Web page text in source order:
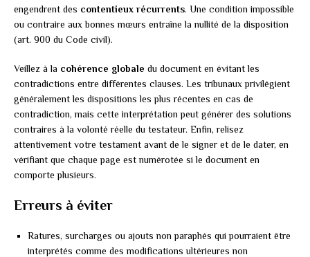
engendrent des contentieux récurrents. Une condition impossible
ou contraire aux bonnes mœurs entraîne la nullité de la disposition
(art. 900 du Code civil).
Veillez à la cohérence globale du document en évitant les
contradictions entre différentes clauses. Les tribunaux privilégient
généralement les dispositions les plus récentes en cas de
contradiction, mais cette interprétation peut générer des solutions
contraires à la volonté réelle du testateur. Enfin, relisez
attentivement votre testament avant de le signer et de le dater, en
vérifiant que chaque page est numérotée si le document en
comporte plusieurs.
Erreurs à éviter
Ratures, surcharges ou ajouts non paraphés qui pourraient être
interprétés comme des modifications ultérieures non